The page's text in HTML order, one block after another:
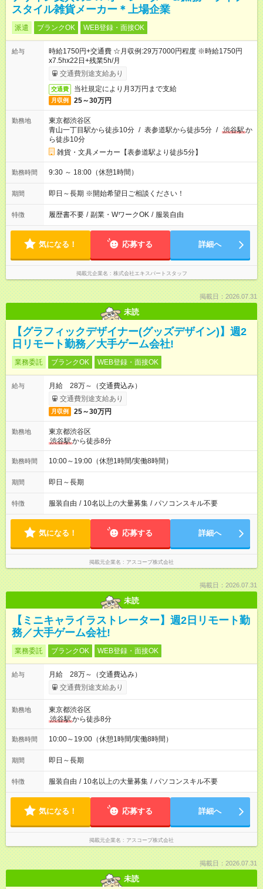
スタイル雑貨メーカー＊上場企業
派遣 ブランクOK WEB登録・面接OK
給与
時給1750円+交通費 ☆月収例:29万7000円程度 ※時給1750円
x7.5hx22日+残業5h/月
交通費別途支給あり
交通費 当社規定により月3万円まで支給
月収例 25～30万円
勤務地
東京都渋谷区
青山一丁目駅から徒歩10分 / 表参道駅から徒歩5分 / 渋谷駅か
ら徒歩10分
雑貨・文具メーカー【表参道駅より徒歩5分】
勤務時間 9:30 ～ 18:00（休憩1時間）
期間 即日～長期 ※開始希望日ご相談ください！
特徴 履歴書不要 / 副業・WワークOK / 服装自由
気になる！ 応募する 詳細へ
掲載元企業名 株式会社エキスパートスタッフ
掲載日：2026.07.31
未読
【グラフィックデザイナー(グッズデザイン)】週2
日リモート勤務／大手ゲーム会社!
業務委託 ブランクOK WEB登録・面接OK
給与
月給 28万～（交通費込み）
交通費別途支給あり
月収例 25～30万円
勤務地
東京都渋谷区
渋谷駅から徒歩8分
勤務時間 10:00～19:00（休憩1時間/実働8時間）
期間 即日～長期
特徴 服装自由 / 10名以上の大量募集 / パソコンスキル不要
気になる！ 応募する 詳細へ
掲載元企業名 アスコープ株式会社
掲載日：2026.07.31
未読
【ミニキャライラストレーター】週2日リモート勤
務／大手ゲーム会社!
業務委託 ブランクOK WEB登録・面接OK
給与
月給 28万～（交通費込み）
交通費別途支給あり
勤務地
東京都渋谷区
渋谷駅から徒歩8分
勤務時間 10:00～19:00（休憩1時間/実働8時間）
期間 即日～長期
特徴 服装自由 / 10名以上の大量募集 / パソコンスキル不要
気になる！ 応募する 詳細へ
掲載元企業名 アスコープ株式会社
掲載日：2026.07.31
未読